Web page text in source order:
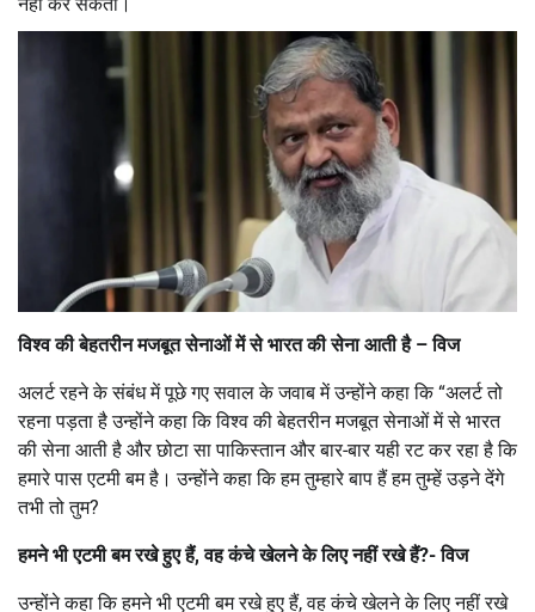
विश्व की बेहतरीन मजबूत सेनाओं में से भारत की सेना आती है – विज
अलर्ट रहने के संबंध में पूछे गए सवाल के जवाब में उन्होंने कहा कि “अलर्ट तो
रहना पड़ता है उन्होंने कहा कि विश्व की बेहतरीन मजबूत सेनाओं में से भारत
की सेना आती है और छोटा सा पाकिस्तान और बार-बार यही रट कर रहा है कि
हमारे पास एटमी बम है। उन्होंने कहा कि हम तुम्हारे बाप हैं हम तुम्हें उड़ने देंगे
तभी तो तुम?
हमने भी एटमी बम रखे हुए हैं, वह कंचे खेलने के लिए नहीं रखे हैं?- विज
उन्होंने कहा कि हमने भी एटमी बम रखे हुए हैं, वह कंचे खेलने के लिए नहीं रखे